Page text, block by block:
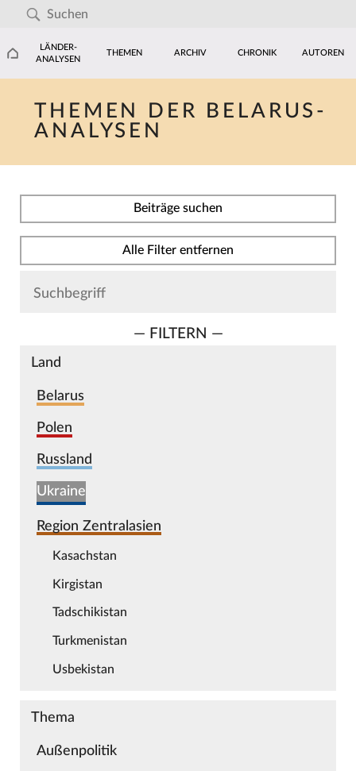
LÄNDER-
ANALYSEN
THEMEN ARCHIV CHRONIK AUTOREN
THEMEN DER BELARUS-
ANALYSEN
Beiträge suchen
Alle Filter entfernen
— FILTERN —
Land
Belarus
Polen
Russland
Ukraine
Region Zentralasien
Kasachstan
Kirgistan
Tadschikistan
Turkmenistan
Usbekistan
Thema
Außenpolitik